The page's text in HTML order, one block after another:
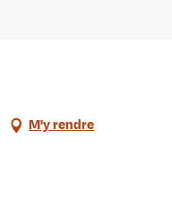
M'y rendre